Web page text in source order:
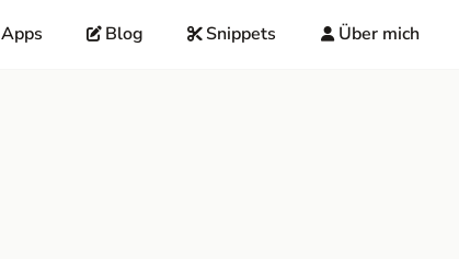
Apps Blog Snippets Über mich